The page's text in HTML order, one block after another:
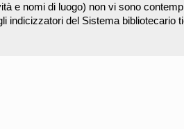
e nomi di luogo) non vi sono
indicizzatori del Sistema bibliotecario